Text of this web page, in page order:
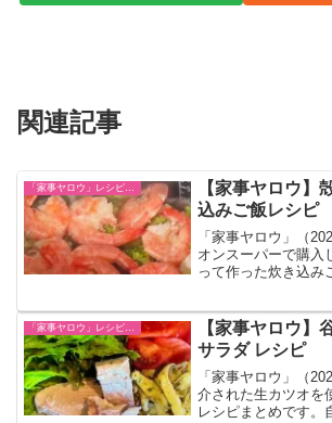
関連記事
「家事ヤロウ」レシピ一覧
【家事ヤロウ】
込みご飯レシピ
「家事ヤロウ」（
オンスーパーで購入
って作った炊き込み
「家事ヤロウ」レシピ一覧
【家事ヤロウ】
サラダ レシピ
「家事ヤロウ」（
介された生カツオを
レシピまとめです。